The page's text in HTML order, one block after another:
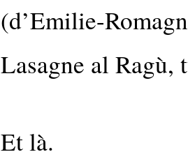
(d’Emilie-
Lasagne al Ragù,
Et là.